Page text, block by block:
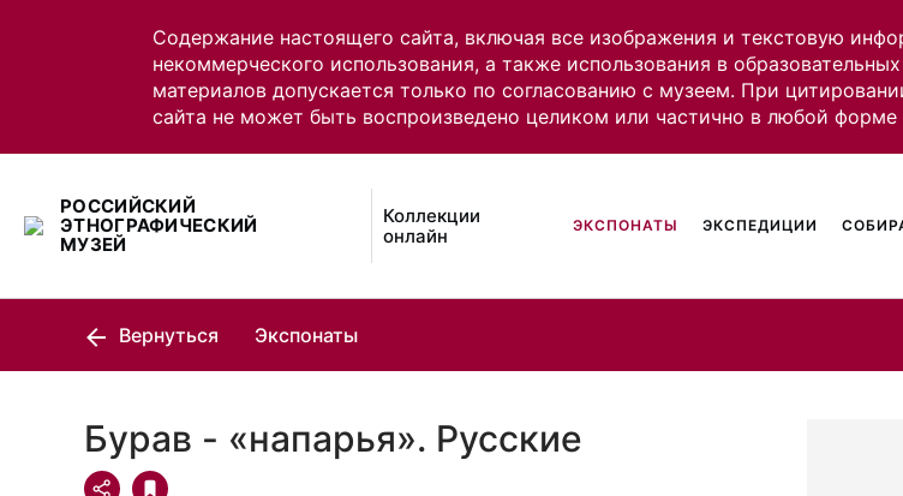
Содержание настоящего сайта, включая все изображения и текстовую
некоммерческого использования, а также использования в
материалов допускается только по согласованию с музеем. При
сайта не может быть воспроизведено целиком или частично в любой форме
РОССИЙСКИЙ
ЭТНОГРАФИЧЕСКИЙ
МУЗЕЙ
Коллекции
онлайн
ЭКСПОНАТЫ ЭКСПЕДИЦИИ
Вернуться Экспонаты
Бурав - «напарья». Русские